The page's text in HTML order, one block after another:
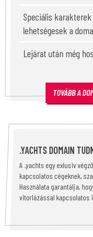
Speciális karakterek
lehetségesek a
Lejárat után még
TOVÁBB A
.YACHTS DOMAIN
A .yachts egy exlusiv
kapcsolatos cégeknek,
Használata garantálja,
vitorlázással kapcsolatos